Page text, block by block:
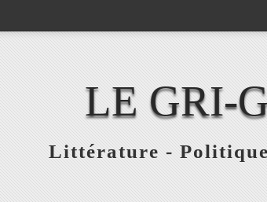
LE GRI-
Littérature -